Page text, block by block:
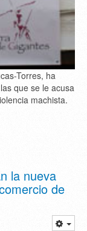
Torres, ha
que se le acusa
machista.
la nueva
de